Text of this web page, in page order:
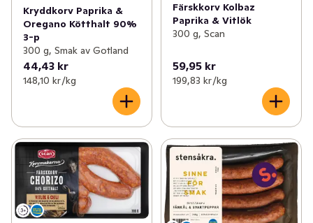
Kryddkorv Paprika &
Oregano Kötthalt 90%
3-p
300 g, Smak av Gotland
44,43 kr
148,10 kr /kg
Färskkorv Kolbaz
Paprika & Vitlök
300 g, Scan
59,95 kr
199,83 kr /kg